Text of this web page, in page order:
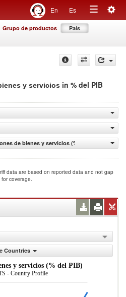
En Es
Toggle
Grupo de productos País
y servicios in % del PIB
de bienes y servicios (% del PIB)
data are based on reported data and not gap
for coverage.
Countries
y servicios (% del PIB)
- Country Profile